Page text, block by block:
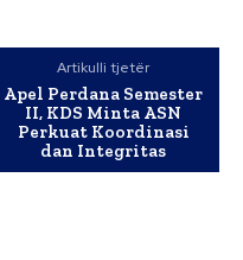
Artikulli tjetër
Apel Perdana Semester
II, KDS Minta ASN
Perkuat Koordinasi
dan Integritas